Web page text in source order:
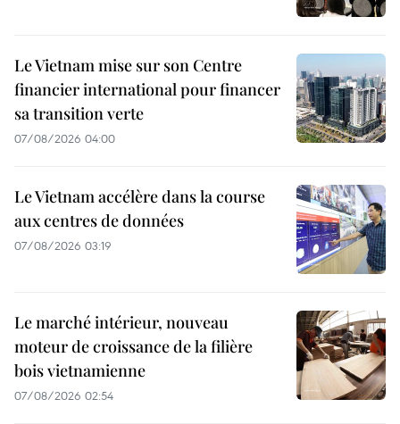
Le Vietnam mise sur son Centre
financier international pour financer
sa transition verte
07/08/2026 04:00
Le Vietnam accélère dans la course
aux centres de données
07/08/2026 03:19
Le marché intérieur, nouveau
moteur de croissance de la filière
bois vietnamienne
07/08/2026 02:54